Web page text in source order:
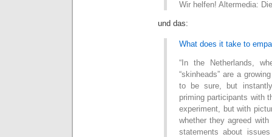
Wir helfen! Altermedia:
und das:
What does it take to
“In the Netherlands,
“skinheads” are a
to be sure, but
priming participants with
experiment, but with
whether they agreed
statements about